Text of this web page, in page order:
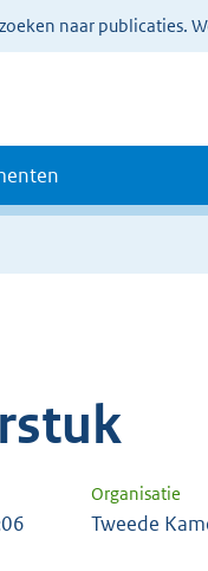
naar publicaties.
Organisatie
Tweede